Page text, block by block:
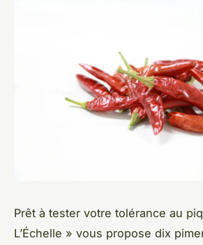
Prêt à tester votre tolérance au
L’Échelle » vous propose dix